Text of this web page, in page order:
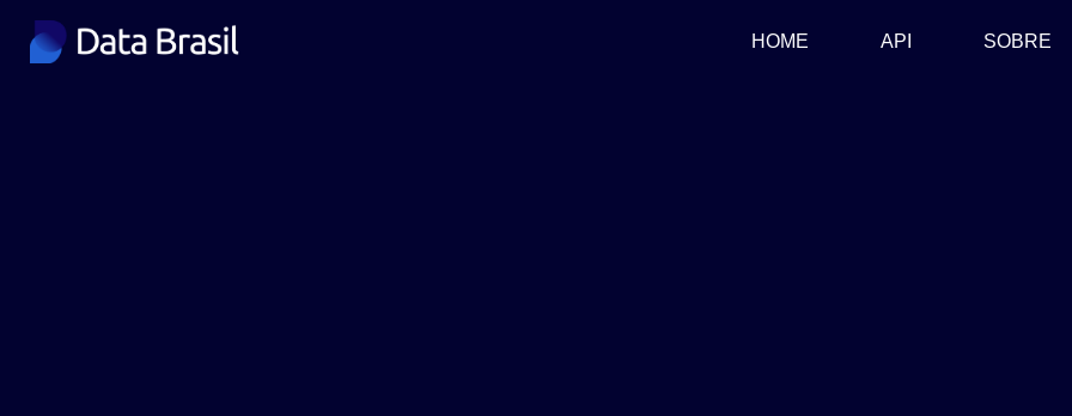
HOME (CURRENT)
API SOBRE